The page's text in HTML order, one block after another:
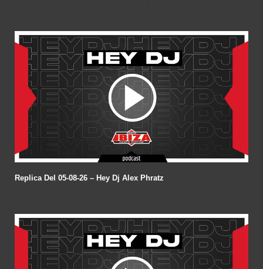
Replica Del 05-08-26 – Hey Dj Alex Phratz